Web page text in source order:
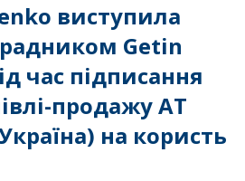
виступила
Getin
час підписання
продажу АТ
на користь